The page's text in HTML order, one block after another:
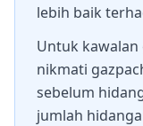
lebih baik
Untuk
nikmati
sebelum
jumlah